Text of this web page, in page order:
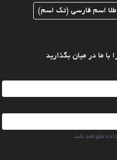
طلا اسم فارسی (تک اسم)
با ما در میان بگذارید
نخواهد شد.